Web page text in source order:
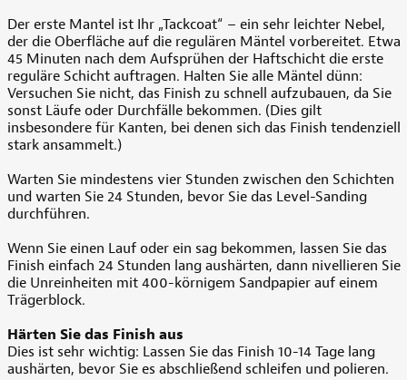
Der erste Mantel ist Ihr „Tackcoat“ – ein sehr leichter Nebel,
der die Oberfläche auf die regulären Mäntel vorbereitet. Etwa
45 Minuten nach dem Aufsprühen der Haftschicht die erste
reguläre Schicht auftragen. Halten Sie alle Mäntel dünn:
Versuchen Sie nicht, das Finish zu schnell aufzubauen, da Sie
sonst Läufe oder Durchfälle bekommen. (Dies gilt
insbesondere für Kanten, bei denen sich das Finish tendenziell
stark ansammelt.)
Warten Sie mindestens vier Stunden zwischen den Schichten
und warten Sie 24 Stunden, bevor Sie das Level-Sanding
durchführen.
Wenn Sie einen Lauf oder ein sag bekommen, lassen Sie das
Finish einfach 24 Stunden lang aushärten, dann nivellieren Sie
die Unreinheiten mit 400-körnigem Sandpapier auf einem
Trägerblock.
Härten Sie das Finish aus
Dies ist sehr wichtig: Lassen Sie das Finish 10-14 Tage lang
aushärten, bevor Sie es abschließend schleifen und polieren.